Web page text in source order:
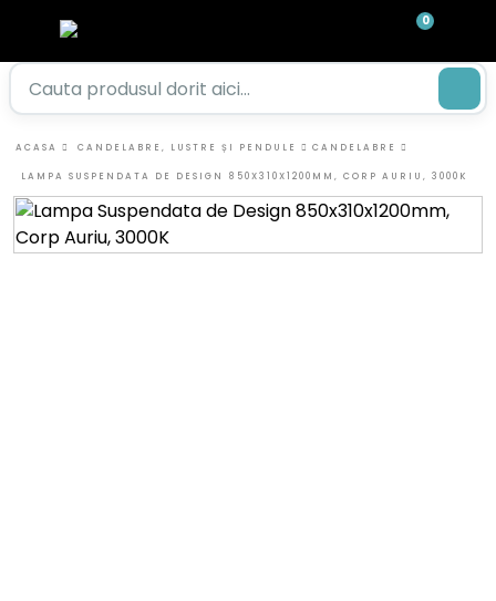
0
ACASA CANDELABRE, LUSTRE ȘI PENDULE CANDELABRE
LAMPA SUSPENDATA DE DESIGN 850X310X1200MM, CORP AURIU, 3000K